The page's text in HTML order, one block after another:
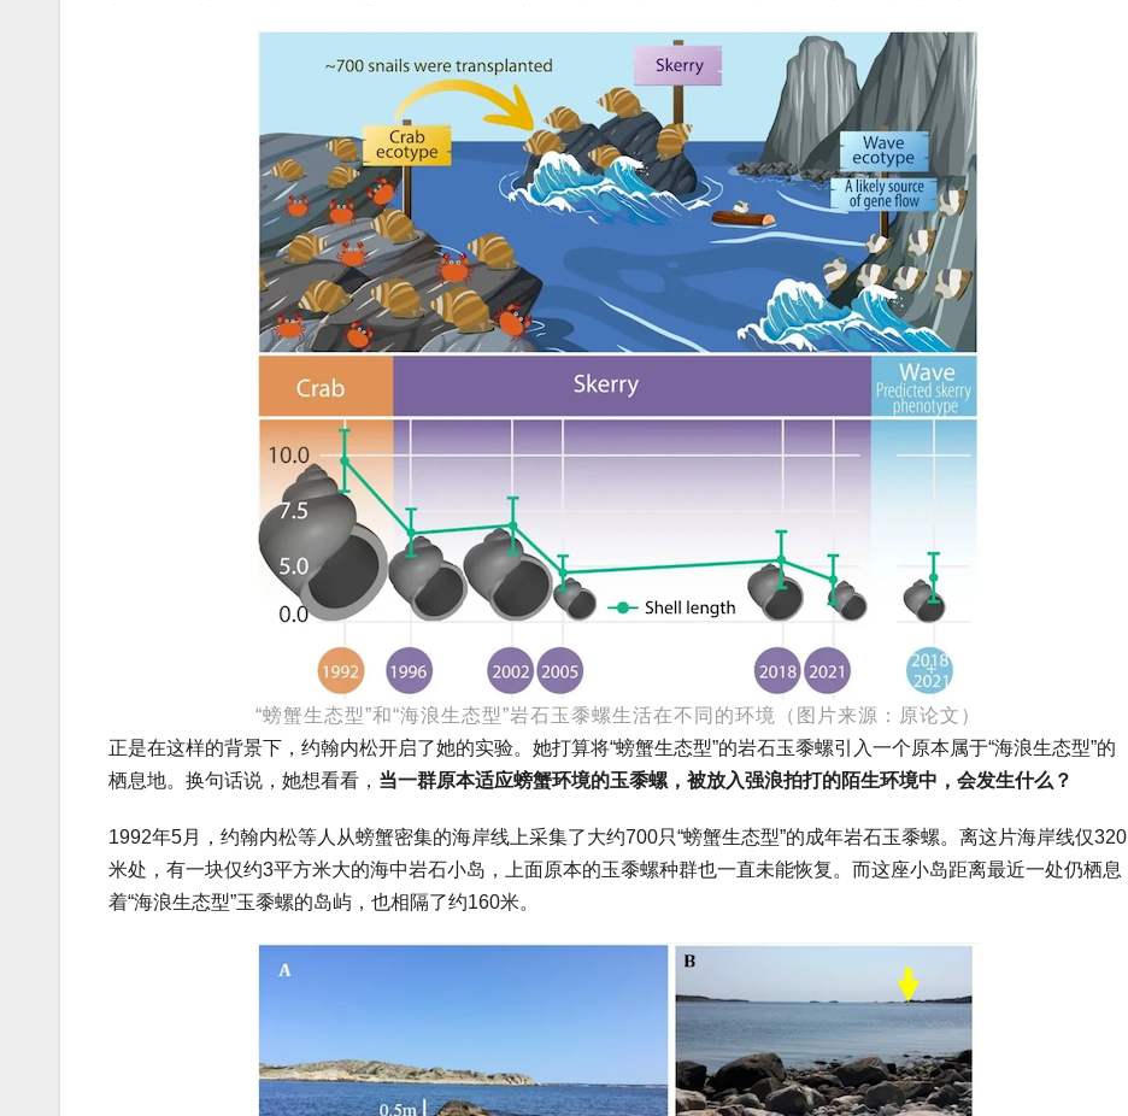
“螃蟹生态型”和“海浪生态型”岩石玉黍螺生活在不同的环境（图片来源：原论文）
正是在这样的背景下，约翰内松开启了她的实验。她打算将“螃蟹生态型”的岩石玉黍螺引入一个原本属于“海浪生态型”的
栖息地。换句话说，她想看看， 当一群原本适应螃蟹环境的玉黍螺，被放入强浪拍打的陌生环境中，会发生什么 ？
1992年5月，约翰内松等人从螃蟹密集的海岸线上采集了大约700只“螃蟹生态型”的成年岩石玉黍螺。离这片海岸线仅320
米处，有一块仅约3平方米大的海中岩石小岛，上面原本的玉黍螺种群也一直未能恢复。而这座小岛距离最近一处仍栖息
着“海浪生态型”玉黍螺的岛屿，也相隔了约160米。